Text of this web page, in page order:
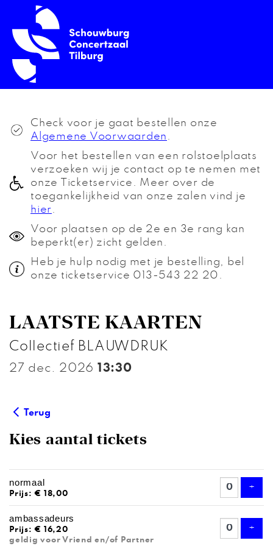
Check voor je gaat bestellen onze
Algemene Voorwaarden
Voor het bestellen van een rolstoelplaats
verzoeken wij je contact op te nemen met
onze Ticketservice. Meer over de
toegankelijkheid van onze zalen vind je
hier
Voor plaatsen op de 2e en 3e rang kan
beperkt(er) zicht gelden.
Heb je hulp nodig met je bestelling, bel
onze ticketservice 013-543 22 20.
LAATSTE KAARTEN
Collectief BLAUWDRUK
27 dec. 2026 13:30
Terug
Kies aantal tickets
AANTAL
normaal
Prijs: € 18,00
+
ambassadeurs
Prijs: € 16,20
geldig voor Vriend en/of Partner
+